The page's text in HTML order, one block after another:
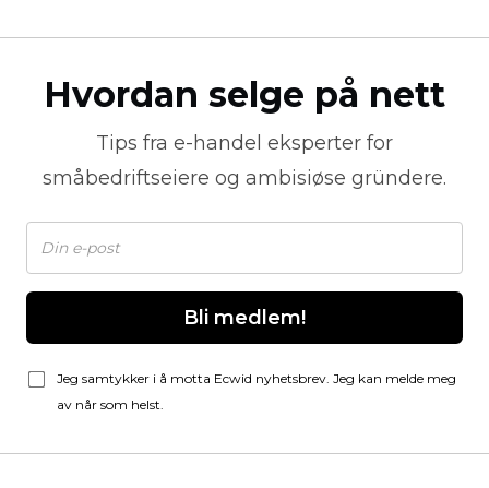
Hvordan selge på nett
Tips fra e-handel eksperter for
småbedriftseiere og ambisiøse gründere.
Bli medlem!
Jeg samtykker i å motta Ecwid nyhetsbrev. Jeg kan melde meg
av når som helst.